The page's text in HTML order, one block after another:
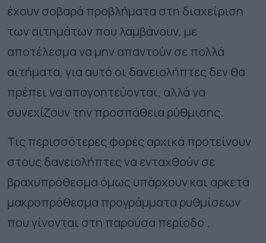
έχουν σοβαρά προβλήματα στη διαχείριση
των αιτημάτων που λαμβάνουν, με
αποτέλεσμα να μην απαντούν σε πολλά
αιτήματα, για αυτό οι δανειολήπτες δεν θα
πρέπει να απογοητεύονται, αλλά να
συνεχίζουν την προσπάθεια ρύθμισης.
Τις περισσότερες φορές αρχικά προτείνουν
στους δανειολήπτες να ενταχθούν σε
βραχυπρόθεσμα όμως υπάρχουν και αρκετά
μακροπρόθεσμα προγράμματα ρυθμίσεων
που γίνονται στη παρούσα περίοδο .